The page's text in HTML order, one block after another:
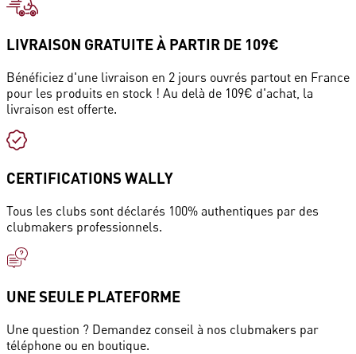
LIVRAISON GRATUITE À PARTIR DE 109€
Bénéficiez d'une livraison en 2 jours ouvrés partout en France
pour les produits en stock ! Au delà de 109€ d'achat, la
livraison est offerte.
CERTIFICATIONS WALLY
Tous les clubs sont déclarés 100% authentiques par des
clubmakers professionnels.
UNE SEULE PLATEFORME
Une question ? Demandez conseil à nos clubmakers par
téléphone ou en boutique.